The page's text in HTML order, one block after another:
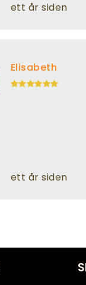
ett år siden
Elisabeth
ett år siden